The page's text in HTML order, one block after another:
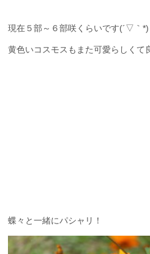
現在５部～６部咲くらいです(´▽｀*)
黄色いコスモスもまた可愛らしくて
蝶々と一緒にパシャリ！